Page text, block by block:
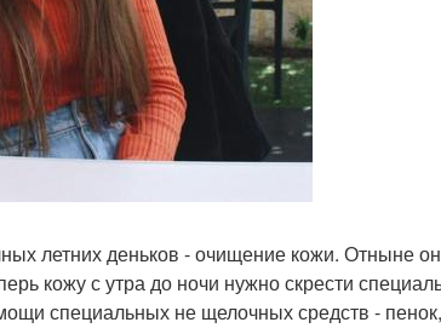
летних деньков - очищение кожи. Отныне
кожу с утра до ночи нужно скрести
специальных не щелочных средств -